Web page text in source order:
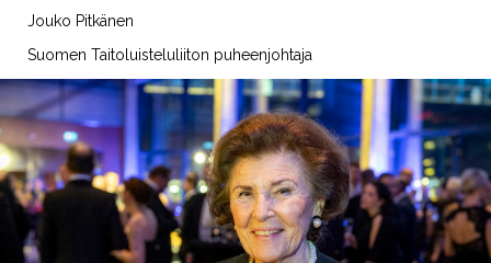
Jouko Pitkänen
Suomen Taitoluisteluliiton puheenjohtaja